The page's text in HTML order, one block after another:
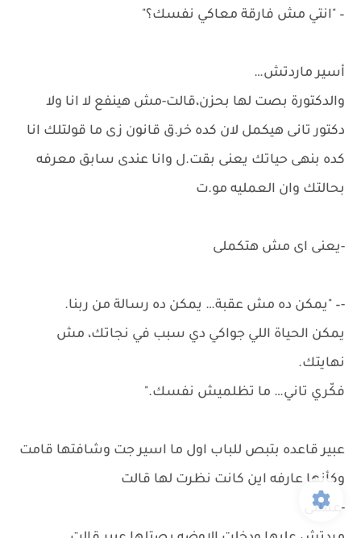
– "انتي مش فارقة معاكي نفسك؟"
أسير ماردتش…
والدكتورة بصت لها بحزن،قالت-مش هينفع لا انا ولا
دكتور تانى هيكمل لان كده خر.ق قانون زى ما قولتلك انا
كده بنهى حياتك يعنى بقت.ل وانا عندى سابق معرفه
بحالتك وان العمليه مو.ت
-يعنى اى مش هتكملى
-– "يمكن ده مش عقبة… يمكن ده رسالة من ربنا.
يمكن الحياة اللي جواكي دي سبب في نجاتك، مش
نهايتك.
فكّري تاني… ما تظلميش نفسك."
عبير قاعده بتبص للباب اول ما اسير جت وشافتها قامت
وكأنها عارفه اين كانت نظرت لها قالت
-عملتى